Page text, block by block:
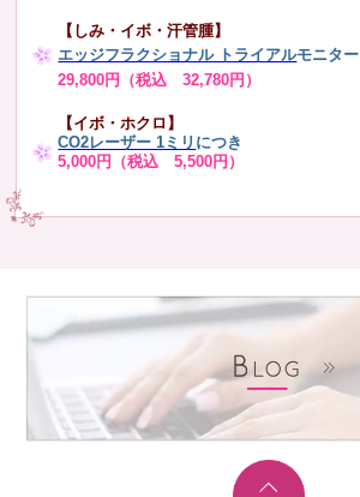
【しみ・イボ・汗管腫】
エッジフラクショナル トライアルモニター
29,800円（税込 32,780円）
【イボ・ホクロ】
CO2レーザー 1ミリ につき
5,000円（税込 5,500円）